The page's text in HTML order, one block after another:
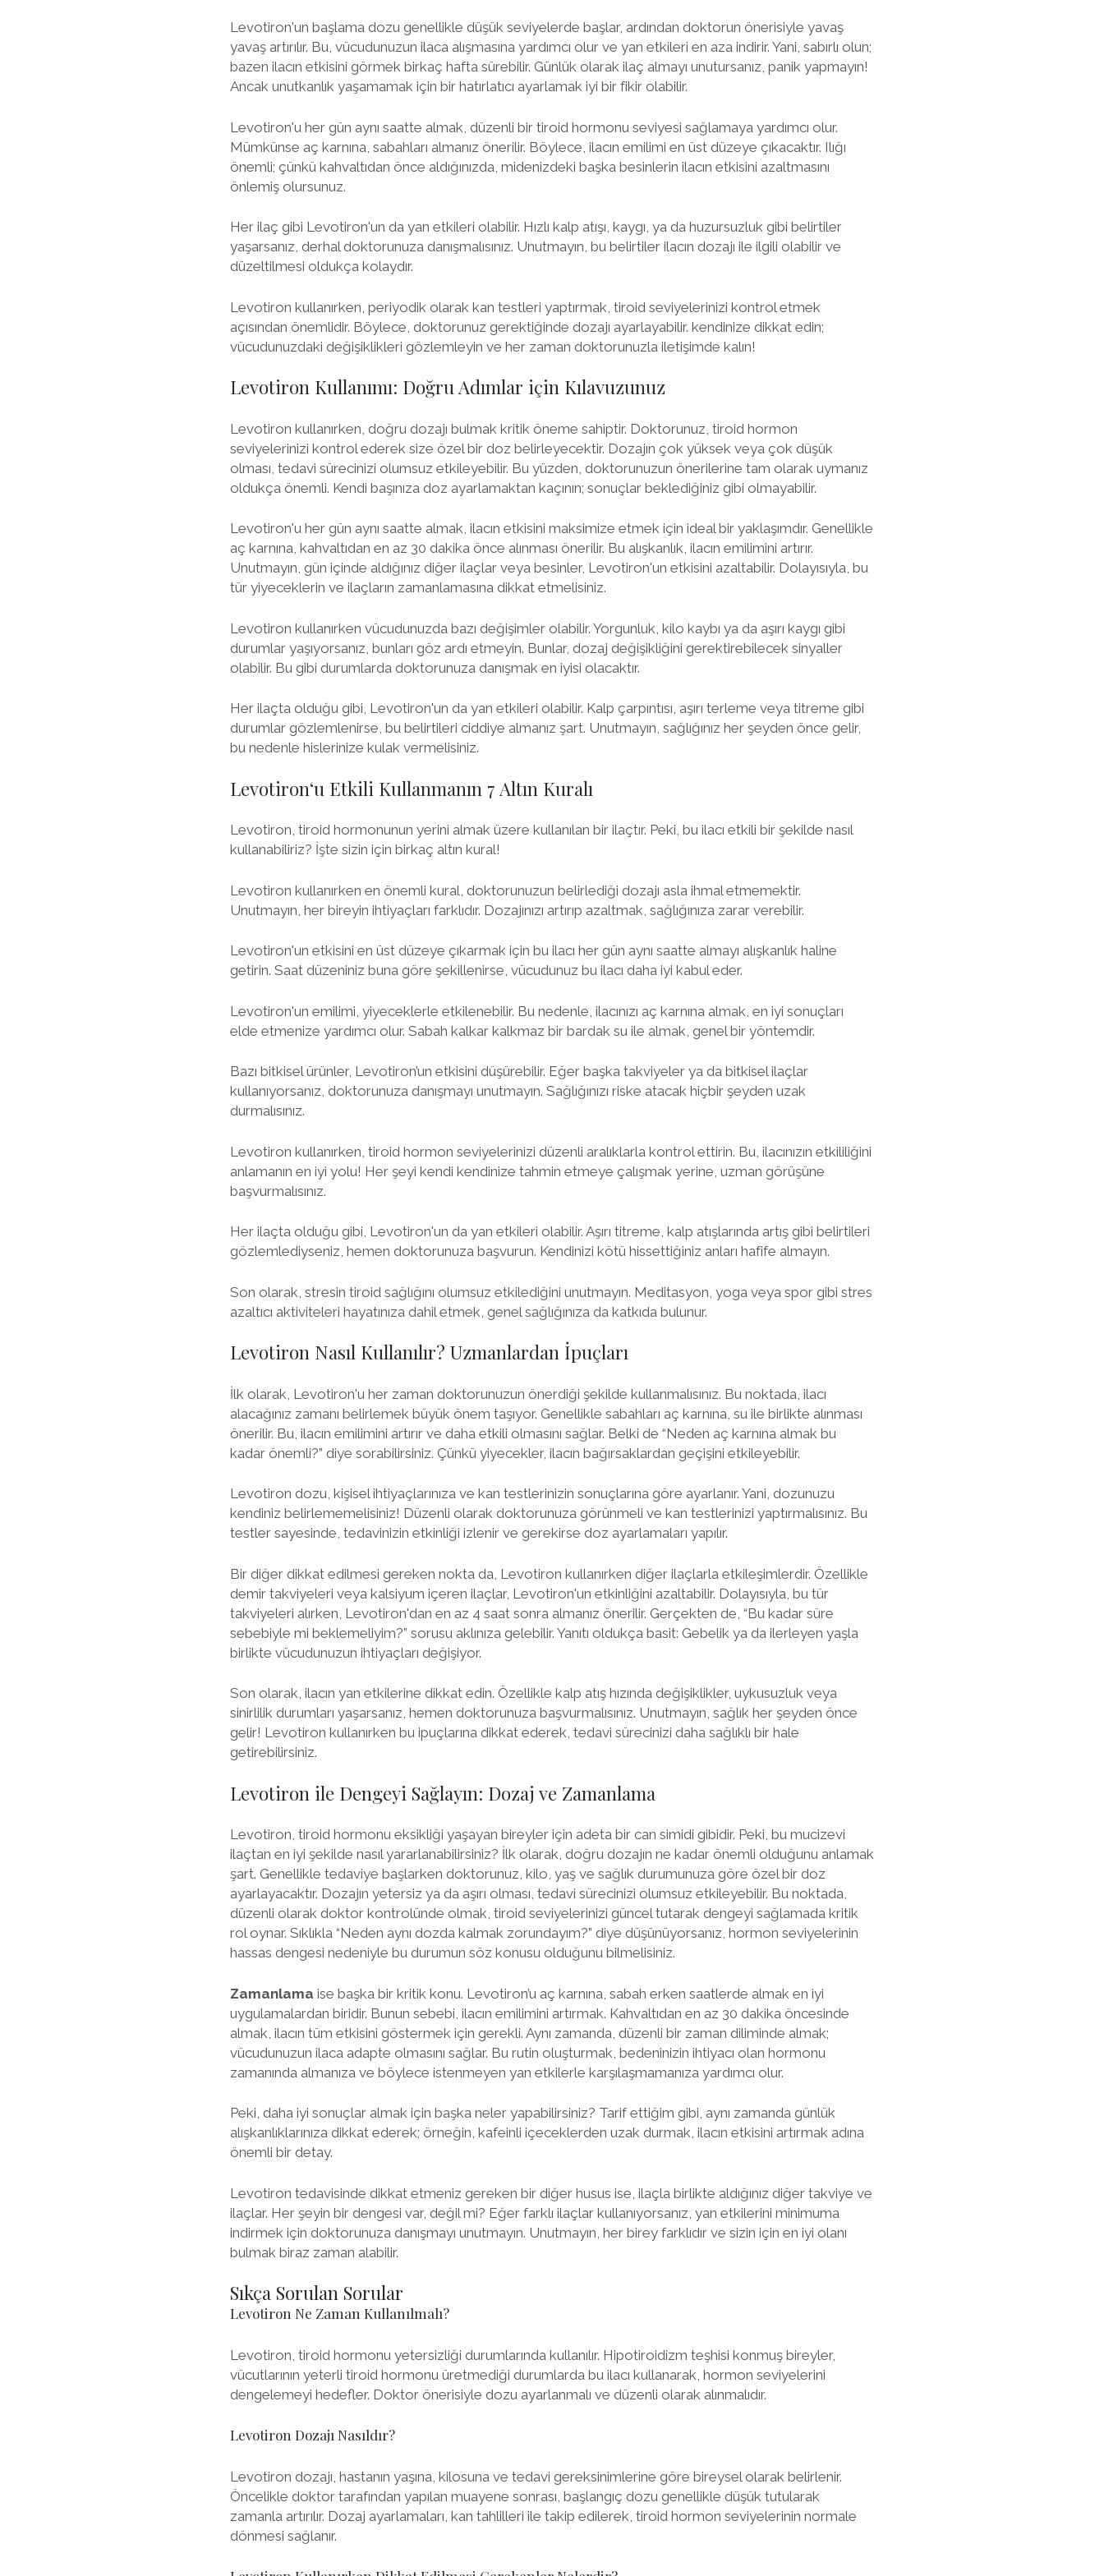
Levotiron'un başlama dozu genellikle düşük seviyelerde başlar, ardından doktorun önerisiyle yavaş
yavaş artırılır. Bu, vücudunuzun ilaca alışmasına yardımcı olur ve yan etkileri en aza indirir. Yani, sabırlı olun;
bazen ilacın etkisini görmek birkaç hafta sürebilir. Günlük olarak ilaç almayı unutursanız, panik yapmayın!
Ancak unutkanlık yaşamamak için bir hatırlatıcı ayarlamak iyi bir fikir olabilir.
Levotiron'u her gün aynı saatte almak, düzenli bir tiroid hormonu seviyesi sağlamaya yardımcı olur.
Mümkünse aç karnına, sabahları almanız önerilir. Böylece, ilacın emilimi en üst düzeye çıkacaktır. Ilığı
önemli; çünkü kahvaltıdan önce aldığınızda, midenizdeki başka besinlerin ilacın etkisini azaltmasını
önlemiş olursunuz.
Her ilaç gibi Levotiron'un da yan etkileri olabilir. Hızlı kalp atışı, kaygı, ya da huzursuzluk gibi belirtiler
yaşarsanız, derhal doktorunuza danışmalısınız. Unutmayın, bu belirtiler ilacın dozajı ile ilgili olabilir ve
düzeltilmesi oldukça kolaydır.
Levotiron kullanırken, periyodik olarak kan testleri yaptırmak, tiroid seviyelerinizi kontrol etmek
açısından önemlidir. Böylece, doktorunuz gerektiğinde dozajı ayarlayabilir. kendinize dikkat edin;
vücudunuzdaki değişiklikleri gözlemleyin ve her zaman doktorunuzla iletişimde kalın!
Levotiron Kullanımı: Doğru Adımlar için Kılavuzunuz
Levotiron kullanırken, doğru dozajı bulmak kritik öneme sahiptir. Doktorunuz, tiroid hormon
seviyelerinizi kontrol ederek size özel bir doz belirleyecektir. Dozajın çok yüksek veya çok düşük
olması, tedavi sürecinizi olumsuz etkileyebilir. Bu yüzden, doktorunuzun önerilerine tam olarak uymanız
oldukça önemli. Kendi başınıza doz ayarlamaktan kaçının; sonuçlar beklediğiniz gibi olmayabilir.
Levotiron'u her gün aynı saatte almak, ilacın etkisini maksimize etmek için ideal bir yaklaşımdır. Genellikle
aç karnına, kahvaltıdan en az 30 dakika önce alınması önerilir. Bu alışkanlık, ilacın emilimini artırır.
Unutmayın, gün içinde aldığınız diğer ilaçlar veya besinler, Levotiron'un etkisini azaltabilir. Dolayısıyla, bu
tür yiyeceklerin ve ilaçların zamanlamasına dikkat etmelisiniz.
Levotiron kullanırken vücudunuzda bazı değişimler olabilir. Yorgunluk, kilo kaybı ya da aşırı kaygı gibi
durumlar yaşıyorsanız, bunları göz ardı etmeyin. Bunlar, dozaj değişikliğini gerektirebilecek sinyaller
olabilir. Bu gibi durumlarda doktorunuza danışmak en iyisi olacaktır.
Her ilaçta olduğu gibi, Levotiron'un da yan etkileri olabilir. Kalp çarpıntısı, aşırı terleme veya titreme gibi
durumlar gözlemlenirse, bu belirtileri ciddiye almanız şart. Unutmayın, sağlığınız her şeyden önce gelir,
bu nedenle hislerinize kulak vermelisiniz.
Levotiron‘u Etkili Kullanmanın 7 Altın Kuralı
Levotiron, tiroid hormonunun yerini almak üzere kullanılan bir ilaçtır. Peki, bu ilacı etkili bir şekilde nasıl
kullanabiliriz? İşte sizin için birkaç altın kural!
Levotiron kullanırken en önemli kural, doktorunuzun belirlediği dozajı asla ihmal etmemektir.
Unutmayın, her bireyin ihtiyaçları farklıdır. Dozajınızı artırıp azaltmak, sağlığınıza zarar verebilir.
Levotiron'un etkisini en üst düzeye çıkarmak için bu ilacı her gün aynı saatte almayı alışkanlık haline
getirin. Saat düzeniniz buna göre şekillenirse, vücudunuz bu ilacı daha iyi kabul eder.
Levotiron'un emilimi, yiyeceklerle etkilenebilir. Bu nedenle, ilacınızı aç karnına almak, en iyi sonuçları
elde etmenize yardımcı olur. Sabah kalkar kalkmaz bir bardak su ile almak, genel bir yöntemdir.
Bazı bitkisel ürünler, Levotiron’un etkisini düşürebilir. Eğer başka takviyeler ya da bitkisel ilaçlar
kullanıyorsanız, doktorunuza danışmayı unutmayın. Sağlığınızı riske atacak hiçbir şeyden uzak
durmalısınız.
Levotiron kullanırken, tiroid hormon seviyelerinizi düzenli aralıklarla kontrol ettirin. Bu, ilacınızın etkililiğini
anlamanın en iyi yolu! Her şeyi kendi kendinize tahmin etmeye çalışmak yerine, uzman görüşüne
başvurmalısınız.
Her ilaçta olduğu gibi, Levotiron'un da yan etkileri olabilir. Aşırı titreme, kalp atışlarında artış gibi belirtileri
gözlemlediyseniz, hemen doktorunuza başvurun. Kendinizi kötü hissettiğiniz anları hafife almayın.
Son olarak, stresin tiroid sağlığını olumsuz etkilediğini unutmayın. Meditasyon, yoga veya spor gibi stres
azaltıcı aktiviteleri hayatınıza dahil etmek, genel sağlığınıza da katkıda bulunur.
Levotiron Nasıl Kullanılır? Uzmanlardan İpuçları
İlk olarak, Levotiron'u her zaman doktorunuzun önerdiği şekilde kullanmalısınız. Bu noktada, ilacı
alacağınız zamanı belirlemek büyük önem taşıyor. Genellikle sabahları aç karnına, su ile birlikte alınması
önerilir. Bu, ilacın emilimini artırır ve daha etkili olmasını sağlar. Belki de “Neden aç karnına almak bu
kadar önemli?” diye sorabilirsiniz. Çünkü yiyecekler, ilacın bağırsaklardan geçişini etkileyebilir.
Levotiron dozu, kişisel ihtiyaçlarınıza ve kan testlerinizin sonuçlarına göre ayarlanır. Yani, dozunuzu
kendiniz belirlememelisiniz! Düzenli olarak doktorunuza görünmeli ve kan testlerinizi yaptırmalısınız. Bu
testler sayesinde, tedavinizin etkinliği izlenir ve gerekirse doz ayarlamaları yapılır.
Bir diğer dikkat edilmesi gereken nokta da, Levotiron kullanırken diğer ilaçlarla etkileşimlerdir. Özellikle
demir takviyeleri veya kalsiyum içeren ilaçlar, Levotiron'un etkinliğini azaltabilir. Dolayısıyla, bu tür
takviyeleri alırken, Levotiron'dan en az 4 saat sonra almanız önerilir. Gerçekten de, “Bu kadar süre
sebebiyle mi beklemeliyim?” sorusu aklınıza gelebilir. Yanıtı oldukça basit: Gebelik ya da ilerleyen yaşla
birlikte vücudunuzun ihtiyaçları değişiyor.
Son olarak, ilacın yan etkilerine dikkat edin. Özellikle kalp atış hızında değişiklikler, uykusuzluk veya
sinirlilik durumları yaşarsanız, hemen doktorunuza başvurmalısınız. Unutmayın, sağlık her şeyden önce
gelir! Levotiron kullanırken bu ipuçlarına dikkat ederek, tedavi sürecinizi daha sağlıklı bir hale
getirebilirsiniz.
Levotiron ile Dengeyi Sağlayın: Dozaj ve Zamanlama
Levotiron, tiroid hormonu eksikliği yaşayan bireyler için adeta bir can simidi gibidir. Peki, bu mucizevi
ilaçtan en iyi şekilde nasıl yararlanabilirsiniz? İlk olarak, doğru dozajın ne kadar önemli olduğunu anlamak
şart. Genellikle tedaviye başlarken doktorunuz, kilo, yaş ve sağlık durumunuza göre özel bir doz
ayarlayacaktır. Dozajın yetersiz ya da aşırı olması, tedavi sürecinizi olumsuz etkileyebilir. Bu noktada,
düzenli olarak doktor kontrolünde olmak, tiroid seviyelerinizi güncel tutarak dengeyi sağlamada kritik
rol oynar. Sıklıkla “Neden aynı dozda kalmak zorundayım?” diye düşünüyorsanız, hormon seviyelerinin
hassas dengesi nedeniyle bu durumun söz konusu olduğunu bilmelisiniz.
Zamanlama ise başka bir kritik konu. Levotiron’u aç karnına, sabah erken saatlerde almak en iyi
uygulamalardan biridir. Bunun sebebi, ilacın emilimini artırmak. Kahvaltıdan en az 30 dakika öncesinde
almak, ilacın tüm etkisini göstermek için gerekli. Aynı zamanda, düzenli bir zaman diliminde almak;
vücudunuzun ilaca adapte olmasını sağlar. Bu rutin oluşturmak, bedeninizin ihtiyacı olan hormonu
zamanında almanıza ve böylece istenmeyen yan etkilerle karşılaşmamanıza yardımcı olur.
Peki, daha iyi sonuçlar almak için başka neler yapabilirsiniz? Tarif ettiğim gibi, aynı zamanda günlük
alışkanlıklarınıza dikkat ederek; örneğin, kafeinli içeceklerden uzak durmak, ilacın etkisini artırmak adına
önemli bir detay.
Levotiron tedavisinde dikkat etmeniz gereken bir diğer husus ise, ilaçla birlikte aldığınız diğer takviye ve
ilaçlar. Her şeyin bir dengesi var, değil mi? Eğer farklı ilaçlar kullanıyorsanız, yan etkilerini minimuma
indirmek için doktorunuza danışmayı unutmayın. Unutmayın, her birey farklıdır ve sizin için en iyi olanı
bulmak biraz zaman alabilir.
Sıkça Sorulan Sorular
Levotiron Ne Zaman Kullanılmalı?
Levotiron, tiroid hormonu yetersizliği durumlarında kullanılır. Hipotiroidizm teşhisi konmuş bireyler,
vücutlarının yeterli tiroid hormonu üretmediği durumlarda bu ilacı kullanarak, hormon seviyelerini
dengelemeyi hedefler. Doktor önerisiyle dozu ayarlanmalı ve düzenli olarak alınmalıdır.
Levotiron Dozajı Nasıldır?
Levotiron dozajı, hastanın yaşına, kilosuna ve tedavi gereksinimlerine göre bireysel olarak belirlenir.
Öncelikle doktor tarafından yapılan muayene sonrası, başlangıç dozu genellikle düşük tutularak
zamanla artırılır. Dozaj ayarlamaları, kan tahlilleri ile takip edilerek, tiroid hormon seviyelerinin normale
dönmesi sağlanır.